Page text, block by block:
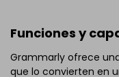
Funciones y
Grammarly ofrece
que lo convierten en